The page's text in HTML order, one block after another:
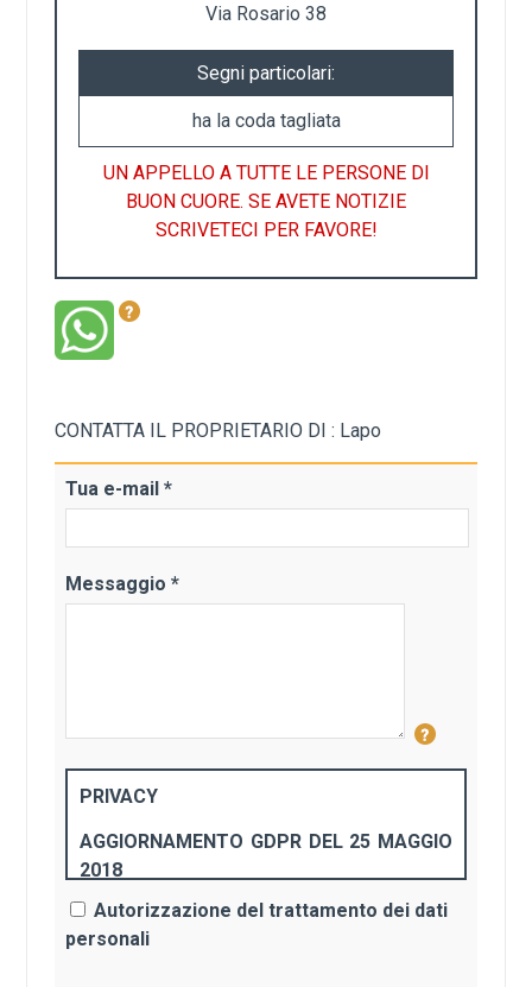
Via Rosario 38
Segni particolari:
ha la coda tagliata
UN APPELLO A TUTTE LE PERSONE DI
BUON CUORE. SE AVETE NOTIZIE
SCRIVETECI PER FAVORE!
CONTATTA IL PROPRIETARIO DI : Lapo
Tua e-mail *
Messaggio *
PRIVACY
AGGIORNAMENTO GDPR DEL 25 MAGGIO
2018
Questa politica sulla privacy è stata modificata per
l’ultima volta il 24-5-2018
Autorizzazione del trattamento dei dati
personali